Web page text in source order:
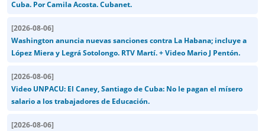
Cuba. Por Camila Acosta. Cubanet.
[2026-08-06]
Washington anuncia nuevas sanciones contra La Habana; incluye a
López Miera y Legrá Sotolongo. RTV Martí. + Video Mario J Pentón.
[2026-08-06]
Video UNPACU: El Caney, Santiago de Cuba: No le pagan el mísero
salario a los trabajadores de Educación.
[2026-08-06]